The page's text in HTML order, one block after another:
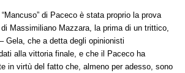
di Paceco è stata proprio la prova
Massimiliano Mazzara, la prima di un trittico,
Gela, che a detta degli opinionisti
alla vittoria finale, e che il Paceco ha
in virtù del fatto che, almeno per adesso, sono